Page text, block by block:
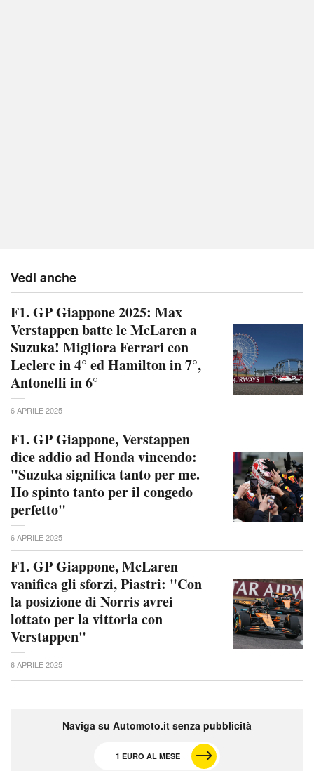
Vedi anche
F1. GP Giappone 2025: Max
Verstappen batte le McLaren a
Suzuka! Migliora Ferrari con
Leclerc in 4° ed Hamilton in 7°,
Antonelli in 6°
6 APRILE 2025
F1. GP Giappone, Verstappen
dice addio ad Honda vincendo:
"Suzuka significa tanto per me.
Ho spinto tanto per il congedo
perfetto"
6 APRILE 2025
F1. GP Giappone, McLaren
vanifica gli sforzi, Piastri: "Con
la posizione di Norris avrei
lottato per la vittoria con
Verstappen"
6 APRILE 2025
Naviga su Automoto.it senza pubblicità
1 EURO AL MESE